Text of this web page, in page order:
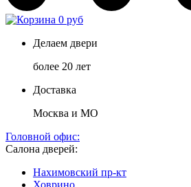
0 руб
Делаем двери
более 20 лет
Доставка
Москва и МО
Головной офис:
Салона дверей:
Нахимовский пр-кт